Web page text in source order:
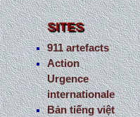
SITES
911 artefacts
Action
Urgence
internationale
Bản tiếng việt